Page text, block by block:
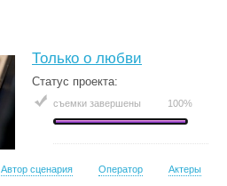
Только о любви
Статус проекта:
съемки завершены 100%
Автор сценария Оператор Актеры